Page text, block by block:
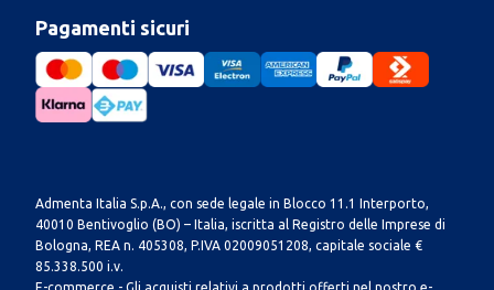
Pagamenti sicuri
Admenta Italia S.p.A., con sede legale in Blocco 11.1 Interporto,
40010 Bentivoglio (BO) – Italia, iscritta al Registro delle Imprese di
Bologna, REA n. 405308, P.IVA 02009051208, capitale sociale €
85.338.500 i.v.